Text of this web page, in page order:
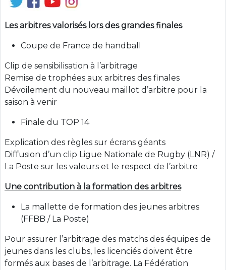
Les arbitres valorisés lors des grandes finales
Coupe de France de handball
Clip de sensibilisation à l’arbitrage
Remise de trophées aux arbitres des finales
Dévoilement du nouveau maillot d’arbitre pour la
saison à venir
Finale du TOP 14
Explication des règles sur écrans géants
Diffusion d’un clip Ligue Nationale de Rugby (LNR) /
La Poste sur les valeurs et le respect de l’arbitre
Une contribution à la formation des arbitres
La mallette de formation des jeunes arbitres
(FFBB / La Poste)
Pour assurer l’arbitrage des matchs des équipes de
jeunes dans les clubs, les licenciés doivent être
formés aux bases de l’arbitrage. La Fédération